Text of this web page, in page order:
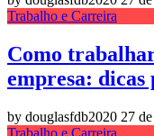
Trabalho e Carreira
Como
empresa: dicas
by douglasfdb2020 27